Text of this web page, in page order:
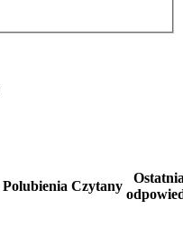
Polubienia Czytany